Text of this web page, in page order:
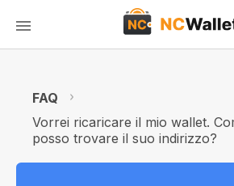
FAQ
Vorrei ricaricare il mio wallet.
posso trovare il suo indirizzo?